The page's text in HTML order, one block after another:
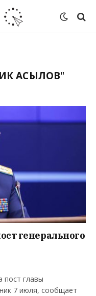
АСЫЛОВ"
генерального
пост главы
7 июля, сообщает